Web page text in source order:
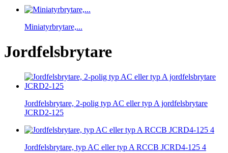
Miniatyrbrytare,...
Jordfelsbrytare
Jordfelsbrytare, 2-polig typ AC eller typ A jordfelsbrytare
JCRD2-125
Jordfelsbrytare, typ AC eller typ A RCCB JCRD4-125 4